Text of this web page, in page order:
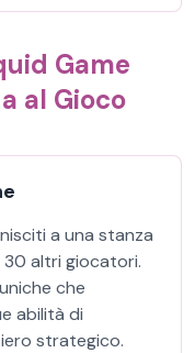
Game
al Gioco
a una stanza
30 altri giocatori.
che
abilità di
strategico.